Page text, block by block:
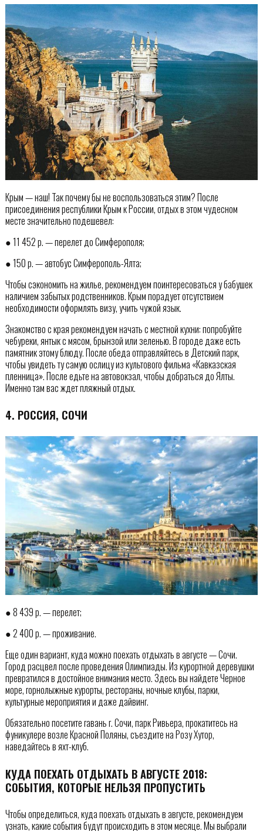
Крым — наш! Так почему бы не воспользоваться этим? После
присоединения республики Крым к России, отдых в этом чудесном
месте значительно подешевел:
● 11 452 р. — перелет до Симферополя;
● 150 р. — автобус Симферополь-Ялта;
Чтобы сэкономить на жилье, рекомендуем поинтересоваться у бабушек
наличием забытых родственников. Крым порадует отсутствием
необходимости оформлять визу, учить чужой язык.
Знакомство с края рекомендуем начать с местной кухни: попробуйте
чебуреки, янтык с мясом, брынзой или зеленью. В городе даже есть
памятник этому блюду. После обеда отправляйтесь в Детский парк,
чтобы увидеть ту самую ослицу из культового фильма «Кавказская
пленница». После едьте на автовокзал, чтобы добраться до Ялты.
Именно там вас ждет пляжный отдых.
4. РОССИЯ, СОЧИ
● 8 439 р. — перелет;
● 2 400 р. — проживание.
Еще один вариант, куда можно поехать отдыхать в августе — Сочи.
Город расцвел после проведения Олимпиады. Из курортной деревушки
превратился в достойное внимания место. Здесь вы найдете Черное
море, горнолыжные курорты, рестораны, ночные клубы, парки,
культурные мероприятия и даже дайвинг.
Обязательно посетите гавань г. Сочи, парк Ривьера, прокатитесь на
фуникулере возле Красной Поляны, съездите на Розу Хутор,
наведайтесь в яхт-клуб.
КУДА ПОЕХАТЬ ОТДЫХАТЬ В АВГУСТЕ 2018:
СОБЫТИЯ, КОТОРЫЕ НЕЛЬЗЯ ПРОПУСТИТЬ
Чтобы определиться, куда поехать отдыхать в августе, рекомендуем
узнать, какие события будут происходить в этом месяце. Мы выбрали